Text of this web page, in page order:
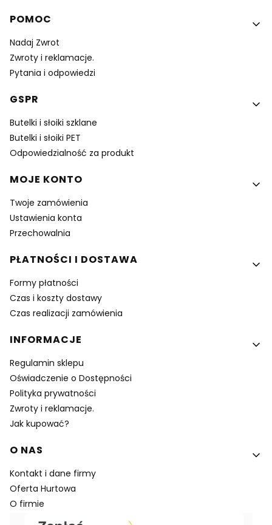
Linki w stopce
POMOC
Nadaj Zwrot
Zwroty i reklamacje.
Pytania i odpowiedzi
GSPR
Butelki i słoiki szklane
Butelki i słoiki PET
Odpowiedzialność za produkt
MOJE KONTO
Twoje zamówienia
Ustawienia konta
Przechowalnia
PŁATNOŚCI I DOSTAWA
Formy płatności
Czas i koszty dostawy
Czas realizacji zamówienia
INFORMACJE
Regulamin sklepu
Oświadczenie o Dostępności
Polityka prywatności
Zwroty i reklamacje.
Jak kupować?
O NAS
Kontakt i dane firmy
Oferta Hurtowa
O firmie